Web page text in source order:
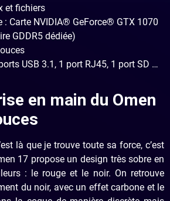
et fichiers
: Carte NVIDIA® GeForce® GTX 1070
GDDR5 dédiée)
USB 3.1, 1 port RJ45, 1 port SD …
en main du Omen
là que je trouve toute sa force, c’est
17 propose un design très sobre en
: le rouge et le noir. On retrouve
du noir, avec un effet carbone et le